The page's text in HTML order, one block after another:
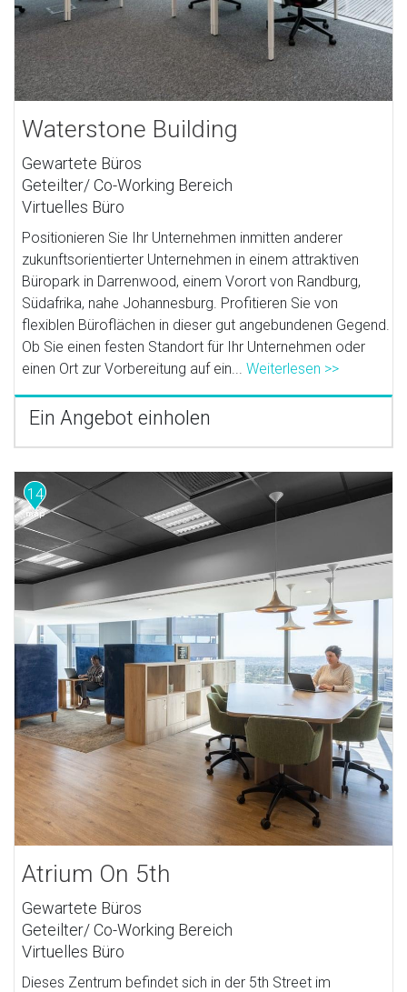
Waterstone Building
Gewartete Büros
Geteilter/ Co-Working Bereich
Virtuelles Büro
Positionieren Sie Ihr Unternehmen inmitten anderer
zukunftsorientierter Unternehmen in einem attraktiven
Büropark in Darrenwood, einem Vorort von Randburg,
Südafrika, nahe Johannesburg. Profitieren Sie von
flexiblen Büroflächen in dieser gut angebundenen Gegend.
Ob Sie einen festen Standort für Ihr Unternehmen oder
einen Ort zur Vorbereitung auf ein...Weiterlesen >>
Ein Angebot einholen
14
Atrium On 5th
Gewartete Büros
Geteilter/ Co-Working Bereich
Virtuelles Büro
Dieses Zentrum befindet sich in der 5th Street im